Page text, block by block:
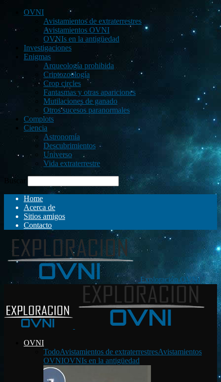
OVNI
Avistamientos de extraterrestres
Avistamientos OVNI
OVNIs en la antigüedad
Investigaciones
Enigmas
Arqueología prohibida
Criptozoología
Crop circles
Fantasmas y otras apariciones
Mutilaciones de ganado
Otros sucesos paranormales
Complots
Ciencia
Astronomía
Descubrimientos
Universo
Vida extraterrestre
Buscar
Home
Acerca de
Sitios amigos
Contacto
Exploración OVNI
OVNI
TodoAvistamientos de extraterrestresAvistamientos
OVNIOVNIs en la antigüedad